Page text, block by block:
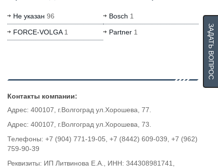
Не указан 96 Bosch 1
FORCE-VOLGA1 Partner1
Контакты компании:
Адрес: 400107, г.Волгоград ул.Хорошева, 77.
Адрес: 400107, г.Волгоград ул.Хорошева, 73.
Телефоны: +7 (904) 771-19-05, +7 (8442) 609-039, +7 (962)
759-90-39
Реквизиты: ИП Литвинова Е.А., ИНН: 344308981741,
ЗАДАТЬ ВОПРОС